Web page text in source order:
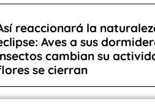
reaccionará la
Aves a sus
cambian su
se cierran